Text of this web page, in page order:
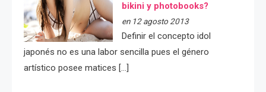
bikini y photobooks?
en 12 agosto 2013
Definir el concepto idol
japonés no es una labor sencilla pues el género
artístico posee matices […]